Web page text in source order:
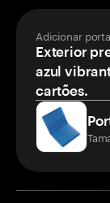
Adicionar
Exterior
azul
cartões.